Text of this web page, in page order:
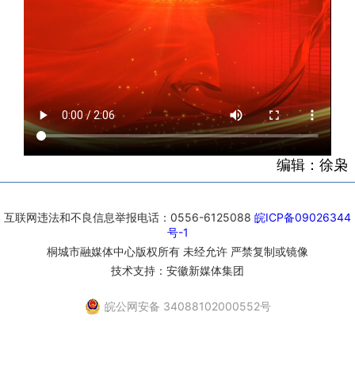
编辑：徐枭
互联网违法和不良信息举报电话：0556-6125088 皖ICP备09026344
号-1
桐城市融媒体中心版权所有 未经允许 严禁复制或镜像
技术支持：安徽新媒体集团
皖公网安备 34088102000552号